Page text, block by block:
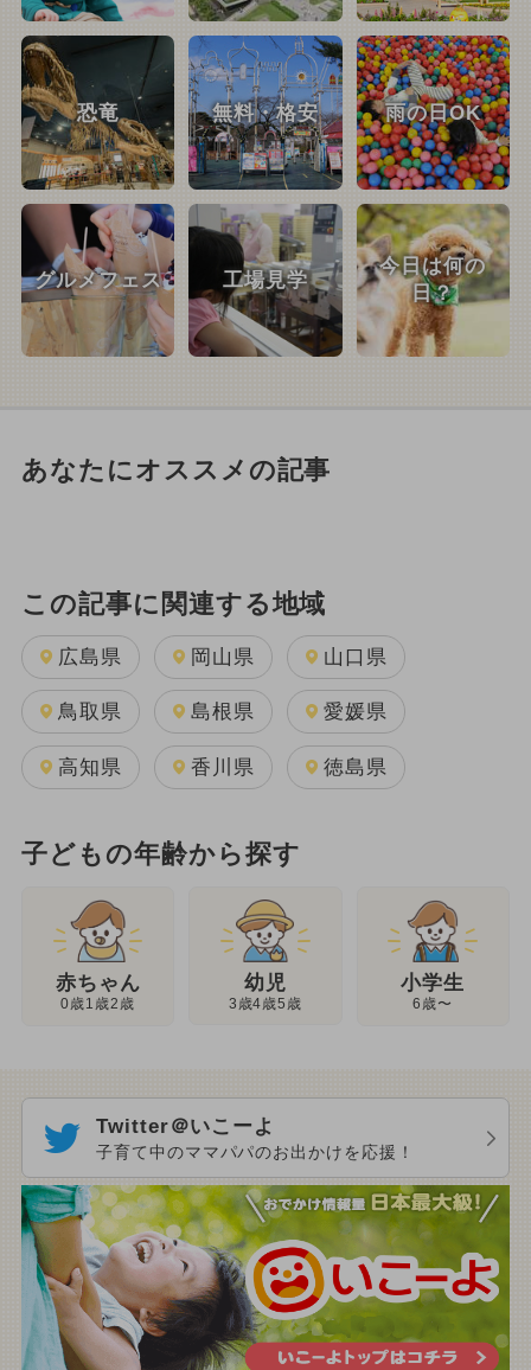
恐竜 無料・格安 雨の日OK
グルメフェス 工場見学
今日は何の
日？
あなたにオススメの記事
この記事に関連する地域
広島県 岡山県 山口県
鳥取県 島根県 愛媛県
高知県 香川県 徳島県
子どもの年齢から探す
赤ちゃん
0歳1歳2歳
幼児
3歳4歳5歳
小学生
6歳〜
Twitter＠いこーよ
子育て中のママパパのお出かけを応援！